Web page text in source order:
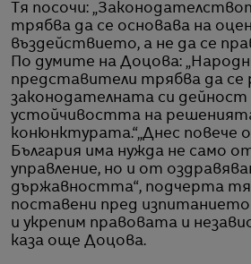
Тя посочи:
трябва да се основава на
въздействието, а не да се
По думите на Доцова:
представители трябва да се
законодателната си
устойчивостта на
конюнктурата.“„Днес повече
България има нужда не само
управление, но и от
държавността“, подчерта
поставени пред
и укрепим правовата и
каза още Доцова.